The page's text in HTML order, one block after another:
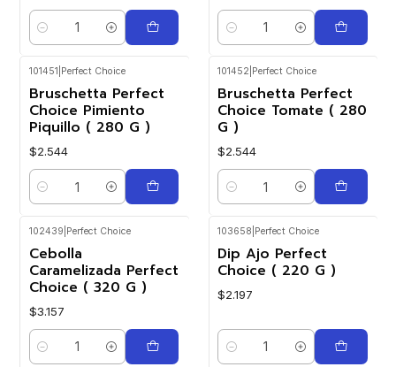
Cantidad Cantidad
101451 Perfect Choice
Bruschetta Perfect
Choice Pimiento
Piquillo ( 280 G )
$2.544
Cantidad
101452 Perfect Choice
Bruschetta Perfect
Choice Tomate ( 280
G )
$2.544
Cantidad
102439 Perfect Choice
Cebolla
Caramelizada Perfect
Choice ( 320 G )
$3.157
Cantidad
103658 Perfect Choice
Dip Ajo Perfect
Choice ( 220 G )
$2.197
Cantidad